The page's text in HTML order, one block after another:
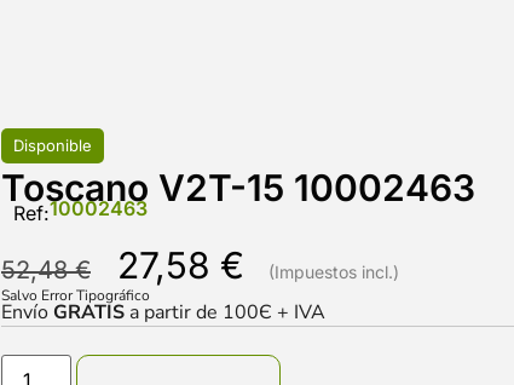
Disponible
Toscano V2T-15 10002463
Ref:10002463
52,48€ 27,58 €
Salvo Error Tipográfico
EnvíoGRATIS a partir de 100Є + IVA